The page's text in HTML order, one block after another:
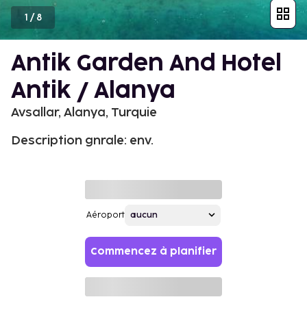
1 /8
Antik Garden And Hotel
Antik / Alanya
Avsallar, Alanya, Turquie
Description gnrale: env.
Aéroport
Commencez à planifier